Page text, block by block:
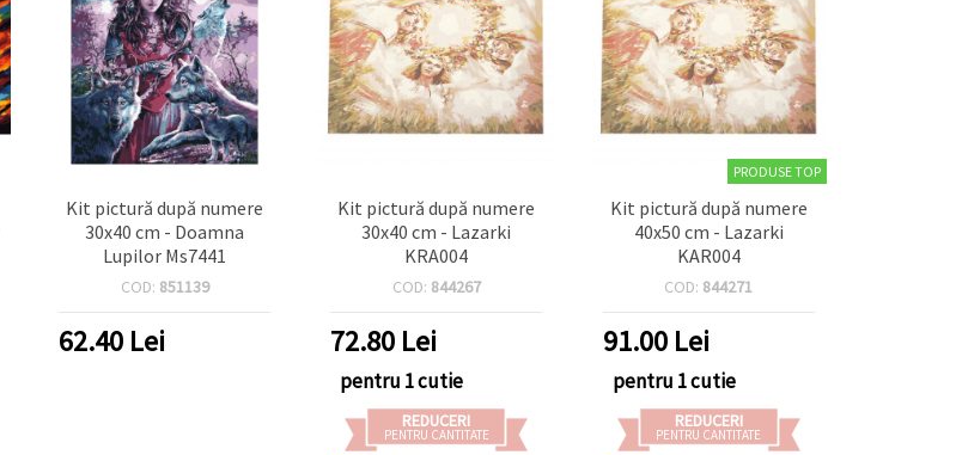
Kit pictură după numere
30x40 cm - Doamna
Lupilor Ms7441
COD: 851139
62.40 Lei
Kit pictură după numere
30x40 cm - Lazarki
KRA004
COD: 844267
72.80 Lei
pentru 1 cutie
REDUCERI
PENTRU CANTITATE
PRODUSE TOP
Kit pictură după numere
40x50 cm - Lazarki
KAR004
COD: 844271
91.00Lei
pentru 1 cutie
REDUCERI
PENTRU CANTITATE